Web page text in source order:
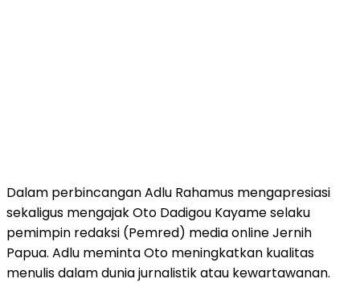
Dalam perbincangan Adlu Rahamus mengapresiasi
sekaligus mengajak Oto Dadigou Kayame selaku
pemimpin redaksi (Pemred) media online Jernih
Papua. Adlu meminta Oto meningkatkan kualitas
menulis dalam dunia jurnalistik atau kewartawanan.